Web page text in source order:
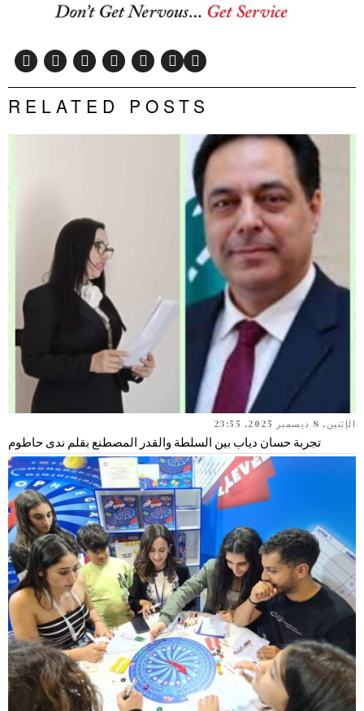
RELATED POSTS
الإثنين, 8 ديسمبر 2025, 23:55
تجربة حسان دياب بين السلطة والقدر المصطنع بقلم ندى حاطوم